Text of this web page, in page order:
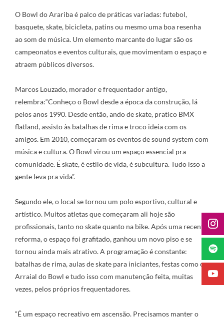
O Bowl do Arariba é palco de práticas variadas: futebol,
basquete, skate, bicicleta, patins ou mesmo uma boa resenha
ao som de música. Um elemento marcante do lugar são os
campeonatos e eventos culturais, que movimentam o espaço e
atraem públicos diversos.
Marcos Louzado, morador e frequentador antigo,
relembra:“Conheço o Bowl desde a época da construção, lá
pelos anos 1990. Desde então, ando de skate, pratico BMX
flatland, assisto às batalhas de rima e troco ideia com os
amigos. Em 2010, começaram os eventos de sound system com
música e cultura. O Bowl virou um espaço essencial pra
comunidade. É skate, é estilo de vida, é subcultura. Tudo isso a
gente leva pra vida”.
Segundo ele, o local se tornou um polo esportivo, cultural e
artístico. Muitos atletas que começaram ali hoje são
profissionais, tanto no skate quanto na bike. Após uma recente
reforma, o espaço foi grafitado, ganhou um novo piso e se
tornou ainda mais atrativo. A programação é constante:
batalhas de rima, aulas de skate para iniciantes, festas como o
Arraial do Bowl e tudo isso com manutenção feita, muitas
vezes, pelos próprios frequentadores.
“É um espaço recreativo em ascensão. Precisamos manter o